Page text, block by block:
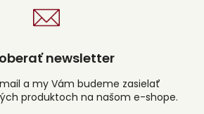
newsletter
a my Vám budeme zasielať
produktoch na našom e-shope.